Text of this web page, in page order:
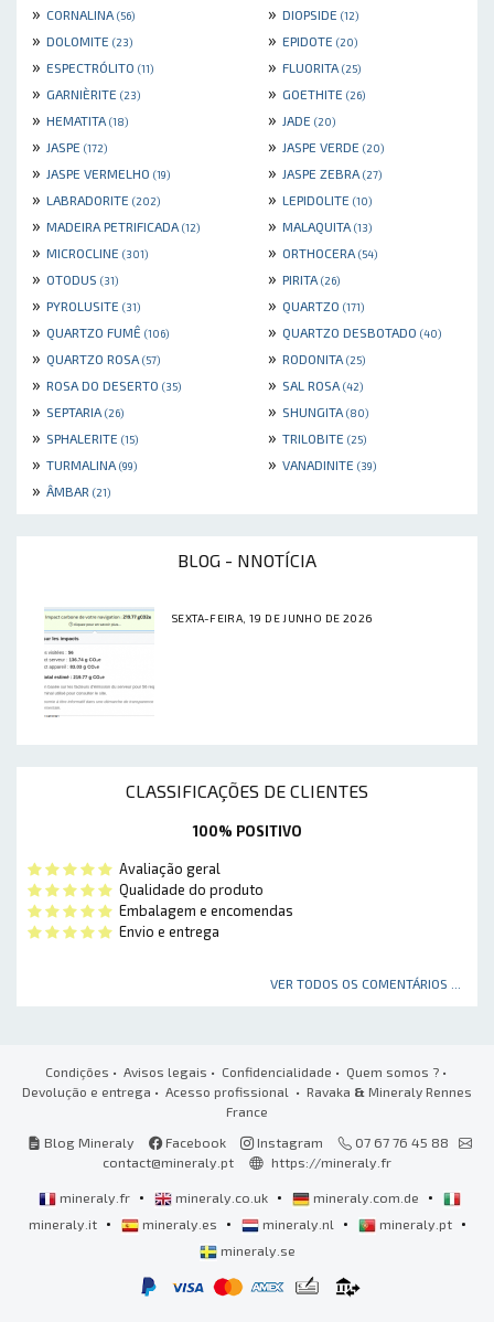
» CORNALINA (56) » DIOPSIDE (12)
» DOLOMITE (23) » EPIDOTE (20)
» ESPECTRÓLITO (11) » FLUORITA (25)
» GARNIÈRITE (23) » GOETHITE (26)
» HEMATITA (18) » JADE (20)
» JASPE (172) » JASPE VERDE (20)
» JASPE VERMELHO (19) » JASPE ZEBRA (27)
» LABRADORITE (202) » LEPIDOLITE (10)
» MADEIRA PETRIFICADA (12) » MALAQUITA (13)
» MICROCLINE (301) » ORTHOCERA (54)
» OTODUS (31) » PIRITA (26)
» PYROLUSITE (31) » QUARTZO (171)
» QUARTZO FUMÊ (106) » QUARTZO DESBOTADO (40)
» QUARTZO ROSA (57) » RODONITA (25)
» ROSA DO DESERTO (35) » SAL ROSA (42)
» SEPTARIA (26) » SHUNGITA (80)
» SPHALERITE (15) » TRILOBITE (25)
» TURMALINA (99) » VANADINITE (39)
» ÂMBAR (21)
BLOG - NNOTÍCIA
SEXTA-FEIRA, 19 DE JUNHO DE 2026
CLASSIFICAÇÕES DE CLIENTES
100% POSITIVO
Avaliação geral
Qualidade do produto
Embalagem e encomendas
Envio e entrega
VER TODOS OS COMENTÁRIOS ...
Condições • Avisos legais • Confidencialidade • Quem somos ?•
Devolução e entrega • Acesso profissional • Ravaka & Mineraly Rennes
France
Blog Mineraly
Facebook Instagram
07 67 76 45 88
contact@mineraly.pt
https://mineraly.fr
mineraly.fr • mineraly.co.uk • mineraly.com.de •
mineraly.it • mineraly.es • mineraly.nl • mineraly.pt •
mineraly.se